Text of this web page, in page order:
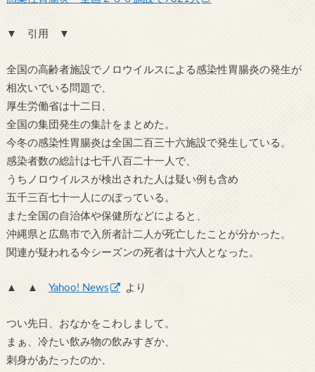
▼ 引用 ▼
全国の高齢者施設でノロウイルスによる感染性胃腸炎の発生が
相次いでいる問題で、
厚生労働省は十二日、
全国の集団発生の集計をまとめた。
今冬の感染性胃腸炎は全国二百三十六施設で発生している。
感染者数の総計は七千八百二十一人で、
うちノロウイルスが検出された人は疑い例も含め
五千三百七十一人にのぼっている。
また全国の自治体や保健所などによると、
沖縄県と広島市で入所者計二人が死亡したことが分かった。
関連が疑われる今シーズンの死者は十六人となった。
▲ ▲ Yahoo! News より
つい先日、おなかをこわしまして。
まぁ、冷たい飲み物の飲みすぎか、
刺身があたったのか、